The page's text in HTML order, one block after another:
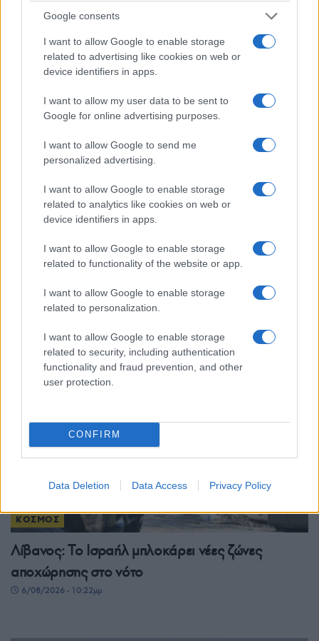
Google consents
I want to allow Google to enable storage
related to advertising like cookies on web or
device identifiers in apps.
I want to allow my user data to be sent to
Google for online advertising purposes.
I want to allow Google to send me
personalized advertising.
I want to allow Google to enable storage
related to analytics like cookies on web or
device identifiers in apps.
I want to allow Google to enable storage
related to functionality of the website or app.
I want to allow Google to enable storage
related to personalization.
I want to allow Google to enable storage
related to security, including authentication
functionality and fraud prevention, and other
user protection.
CONFIRM
Data Deletion Data Access Privacy Policy
ΚΟΣΜΟΣ
Ταϊλάνδη: Νεκροί και τραυματίες από
πυροβολισμούς σε λύκειο
ΚΟΣΜΟΣ
Υεμένη: Οι Χούθι ξανανοίγουν το μέτωπο – 58
νεκροί στη φονικότερη επίθεση από το 2022
6/08/2026 - 11:55μμ
ΚΟΣΜΟΣ
Λίβανος: Το Ισραήλ μπλοκάρει νέες ζώνες
αποχώρησης στο νότο
6/08/2026 - 10:22μμ